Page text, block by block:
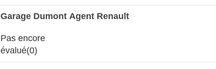
Garage Dumont Agent Renault
Pas encore
évalué(0)